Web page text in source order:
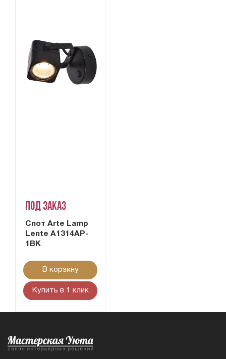
Под заказ
Cпот Arte Lamp
Lente A1314AP-
1BK
В корзину
Купить в 1 клик